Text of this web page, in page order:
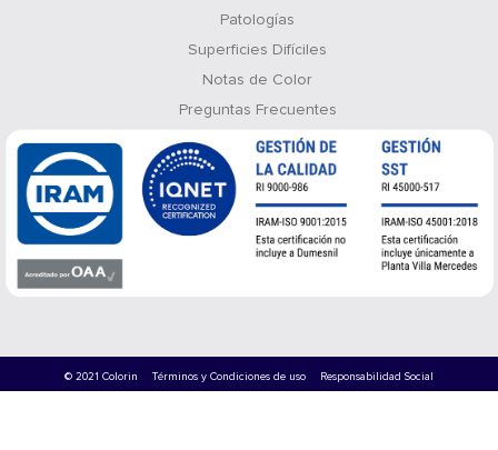
Patologías
Superficies Difíciles
Notas de Color
Preguntas Frecuentes
© 2021 Colorin Términos y Condiciones de uso Responsabilidad Social